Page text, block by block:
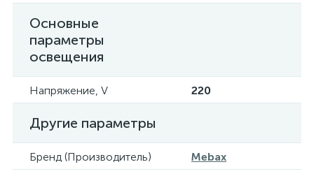
Основные
параметры
освещения
Напряжение, V 220
Другие параметры
Бренд (Производитель)
Mebax